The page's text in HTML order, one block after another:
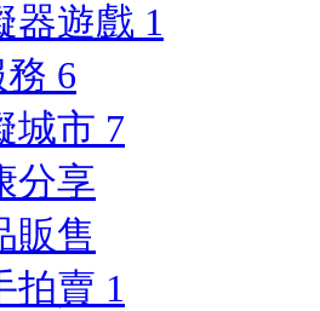
器遊戲 1
6
城市 7
分享
販售
拍賣 1